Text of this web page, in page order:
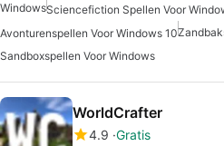
WindowsSciencefiction Spellen Voor
Avonturenspellen Voor Windows 10
Sandboxspellen Voor Windows
WorldCrafter
4.9 Gratis